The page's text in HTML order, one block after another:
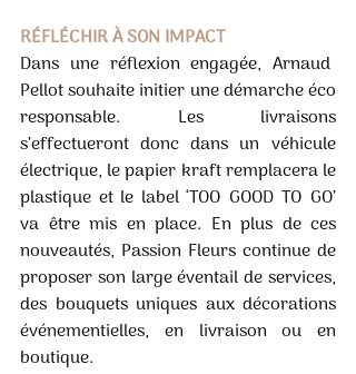
RÉFLÉCHIR À SON IMPACT
Dans une réflexion engagée, Arnaud
Pellot souhaite initier une démarche éco
responsable. Les livraisons
s’effectueront donc dans un véhicule
électrique, le papier kraft remplacera le
plastique et le label ‘TOO GOOD TO GO’
va être mis en place. En plus de ces
nouveautés, Passion Fleurs continue de
proposer son large éventail de services,
des bouquets uniques aux décorations
événementielles, en livraison ou en
boutique.